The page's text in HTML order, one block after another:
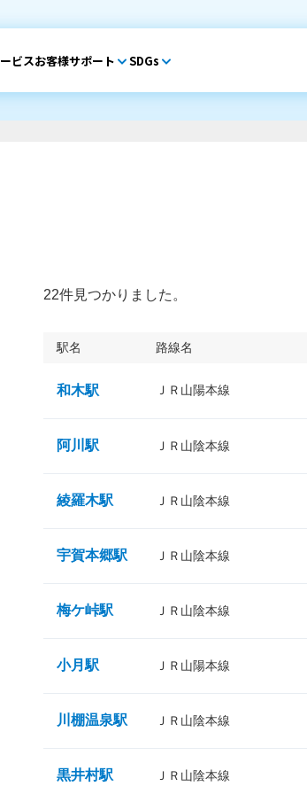
ビスお客様サポート SDGs
22件見つかりました。
駅名 路線名
和木駅 ＪＲ山陽本線
阿川駅 ＪＲ山陰本線
綾羅木駅 ＪＲ山陰本線
宇賀本郷駅 ＪＲ山陰本線
梅ケ峠駅 ＪＲ山陰本線
小月駅 ＪＲ山陽本線
川棚温泉駅 ＪＲ山陰本線
黒井村駅 ＪＲ山陰本線